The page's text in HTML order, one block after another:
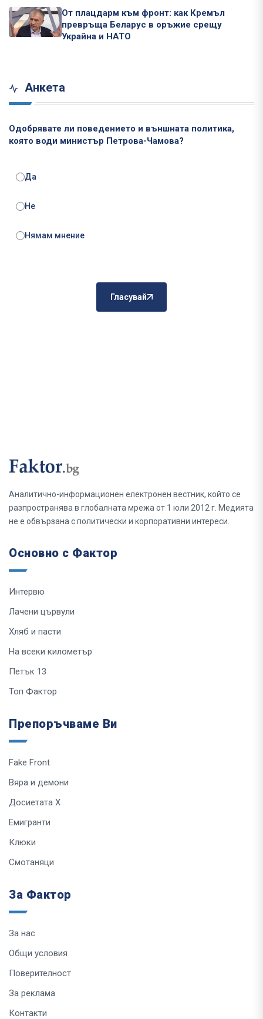
От плацдарм към фронт: как Кремъл
превръща Беларус в оръжие срещу
Украйна и НАТО
Анкета
Одобрявате ли поведението и външната политика,
която води министър Петрова-Чамова?
Да
Не
Нямам мнение
Гласувай
Аналитично-информационен електронен вестник, който се
разпространява в глобалната мрежа от 1 юли 2012 г. Медията
не е обвързана с политически и корпоративни интереси.
Основно с Фактор
Интервю
Лачени цървули
Хляб и пасти
На всеки километър
Петък 13
Топ Фактор
Препоръчваме Ви
Fake Front
Вяра и демони
Досиетата Х
Емигранти
Клюки
Смотаняци
За Фактор
За нас
Общи условия
Поверителност
За реклама
Контакти